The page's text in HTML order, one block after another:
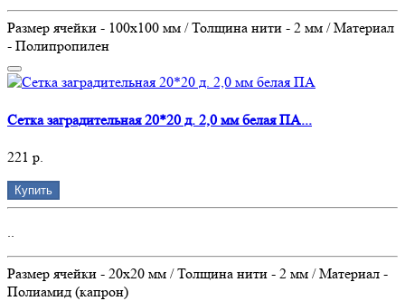
Размер ячейки - 100х100 мм / Толщина нити - 2 мм / Материал
- Полипропилен
Сетка заградительная 20*20 д. 2,0 мм белая ПА...
221 р.
Купить
..
Размер ячейки - 20х20 мм / Толщина нити - 2 мм / Материал -
Полиамид (капрон)